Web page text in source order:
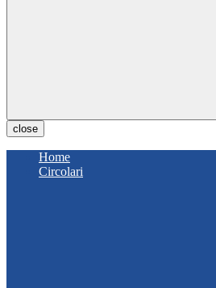
close
Home
Circolari